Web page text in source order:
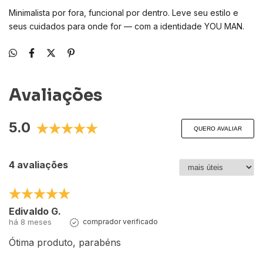
Minimalista por fora, funcional por dentro. Leve seu estilo e
seus cuidados para onde for — com a identidade YOU MAN.
Avaliações
5.0 QUERO AVALIAR
4 avaliações
Edivaldo G.
há 8 meses comprador verificado
Ótima produto, parabéns